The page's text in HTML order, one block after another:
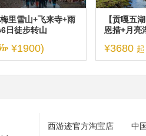
梅里雪山+飞来寺+雨
日徒步转山
¥1900)
【贡嘎五
恩措+月亮
¥3680 起
西游迹官方淘宝店 中